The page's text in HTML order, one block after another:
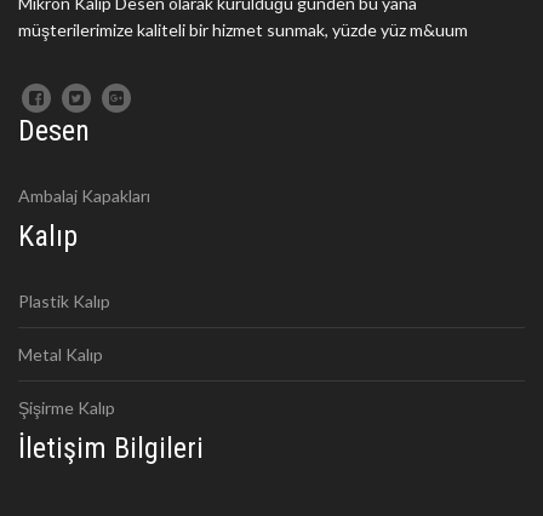
müşterilerimize kaliteli bir hizmet sunmak, yüzde yüz m&uum
Desen
Ambalaj Kapakları
Kalıp
Plastik Kalıp
Metal Kalıp
Şişirme Kalıp
İletişim Bilgileri